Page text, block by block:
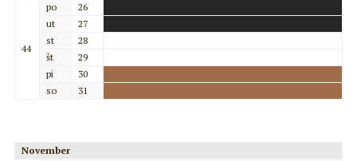
44
po
26
ut
27
st
28
št
29
pi
30
so
31
November